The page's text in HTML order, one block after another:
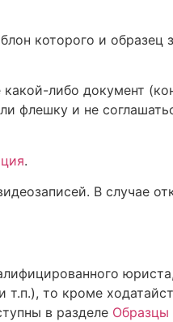
которого и образец
либо документ
флешку и не
.
В случае
юриста,
то кроме
в разделе Образцы